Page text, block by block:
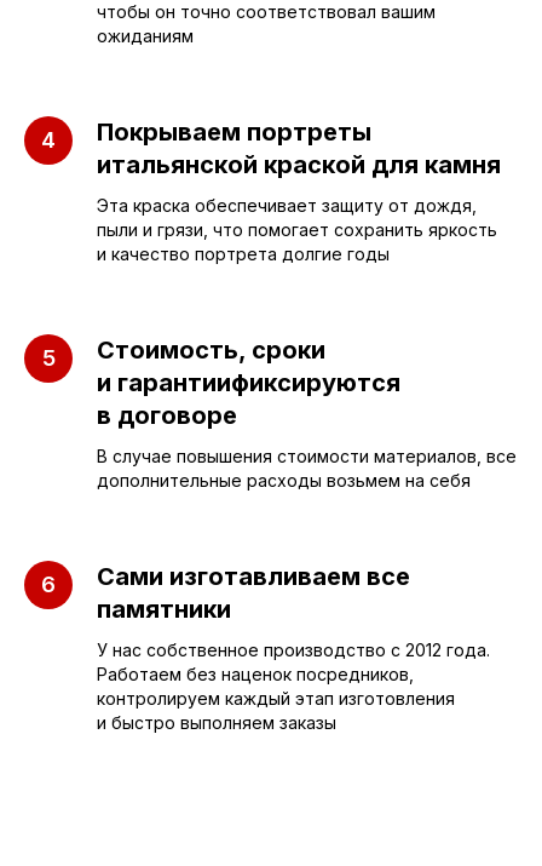
чтобы он точно соответствовал вашим
ожиданиям
Покрываем портреты
итальянской краской для камня
Эта краска обеспечивает защиту от дождя,
пыли и грязи, что помогает сохранить яркость
и качество портрета долгие годы
Стоимость, сроки
и гарантиификсируются
в договоре
В случае повышения стоимости материалов, все
дополнительные расходы возьмем на себя
Сами изготавливаем все
памятники
У нас собственное производство с 2012 года.
Работаем без наценок посредников,
контролируем каждый этап изготовления
и быстро выполняем заказы
ПАМЯТНИКИ
Бюджетные
Вертикальные
Горизонтальные
Детские
Двойные
Военному
О компании
Отзывы
Благоустройство
Доставка и
Правила